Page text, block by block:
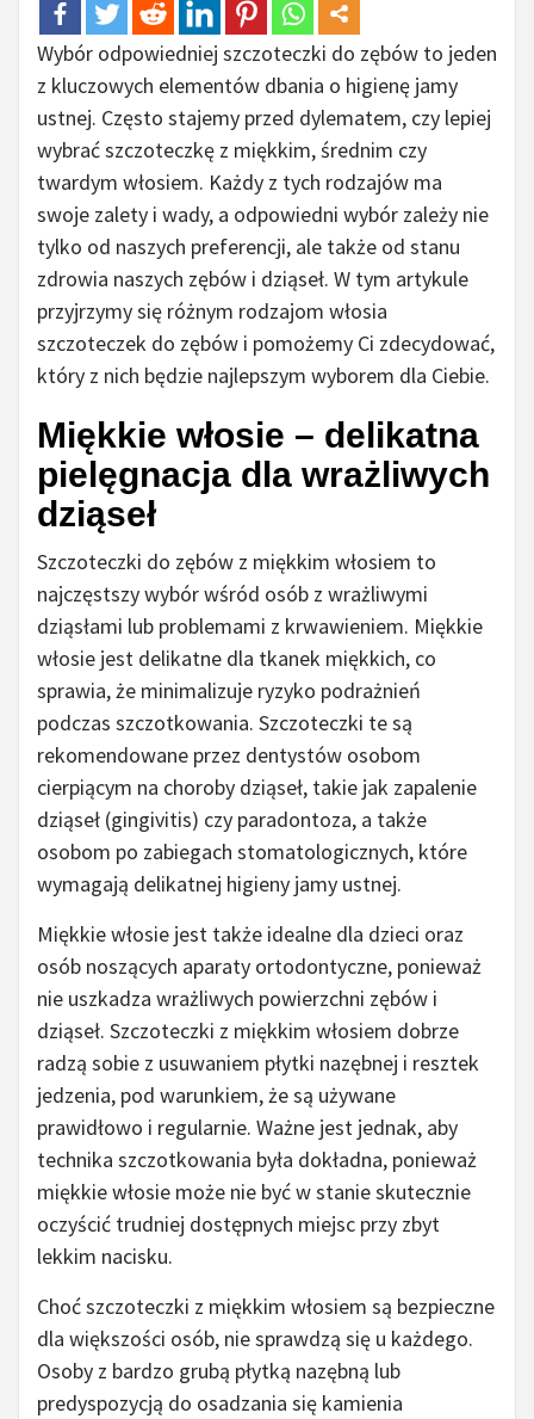
Wybór odpowiedniej szczoteczki do zębów to jeden
z kluczowych elementów dbania o higienę jamy
ustnej. Często stajemy przed dylematem, czy lepiej
wybrać szczoteczkę z miękkim, średnim czy
twardym włosiem. Każdy z tych rodzajów ma
swoje zalety i wady, a odpowiedni wybór zależy nie
tylko od naszych preferencji, ale także od stanu
zdrowia naszych zębów i dziąseł. W tym artykule
przyjrzymy się różnym rodzajom włosia
szczoteczek do zębów i pomożemy Ci zdecydować,
który z nich będzie najlepszym wyborem dla Ciebie.
Miękkie włosie – delikatna
pielęgnacja dla wrażliwych
dziąseł
Szczoteczki do zębów z miękkim włosiem to
najczęstszy wybór wśród osób z wrażliwymi
dziąsłami lub problemami z krwawieniem. Miękkie
włosie jest delikatne dla tkanek miękkich, co
sprawia, że minimalizuje ryzyko podrażnień
podczas szczotkowania. Szczoteczki te są
rekomendowane przez dentystów osobom
cierpiącym na choroby dziąseł, takie jak zapalenie
dziąseł (gingivitis) czy paradontoza, a także
osobom po zabiegach stomatologicznych, które
wymagają delikatnej higieny jamy ustnej.
Miękkie włosie jest także idealne dla dzieci oraz
osób noszących aparaty ortodontyczne, ponieważ
nie uszkadza wrażliwych powierzchni zębów i
dziąseł. Szczoteczki z miękkim włosiem dobrze
radzą sobie z usuwaniem płytki nazębnej i resztek
jedzenia, pod warunkiem, że są używane
prawidłowo i regularnie. Ważne jest jednak, aby
technika szczotkowania była dokładna, ponieważ
miękkie włosie może nie być w stanie skutecznie
oczyścić trudniej dostępnych miejsc przy zbyt
lekkim nacisku.
Choć szczoteczki z miękkim włosiem są bezpieczne
dla większości osób, nie sprawdzą się u każdego.
Osoby z bardzo grubą płytką nazębną lub
predyspozycją do osadzania się kamienia